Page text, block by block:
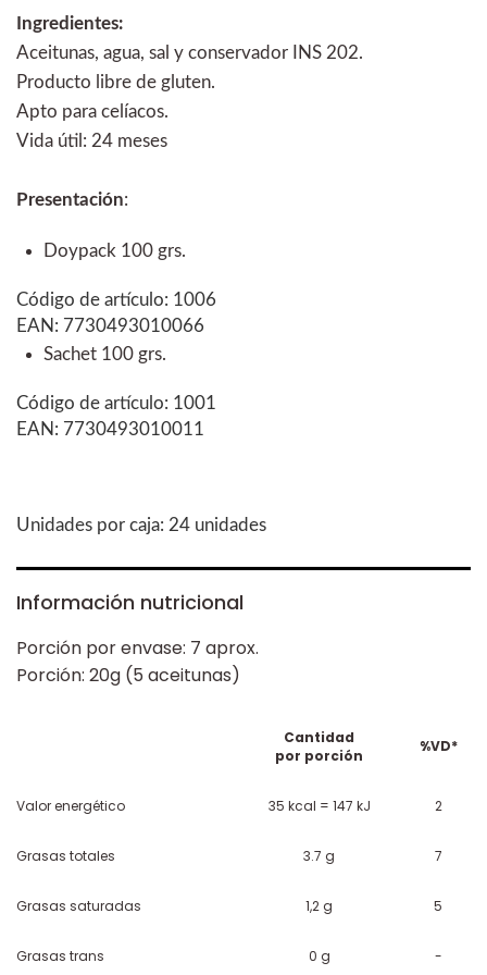
Ingredientes:
Aceitunas, agua, sal y conservador INS 202.
Producto libre de gluten.
Apto para celíacos.
Vida útil: 24 meses
Presentación:
Doypack 100 grs.
Código de artículo: 1006
EAN: 7730493010066
Sachet 100 grs.
Código de artículo: 1001
EAN: 7730493010011
Unidades por caja: 24 unidades
Información nutricional
Porción por envase: 7 aprox.
Porción: 20g (5 aceitunas)
Cantidad
por porción
%VD*
Valor energético 35 kcal = 147 kJ 2
Grasas totales 3.7 g 7
Grasas saturadas 1,2 g 5
Grasas trans 0 g -